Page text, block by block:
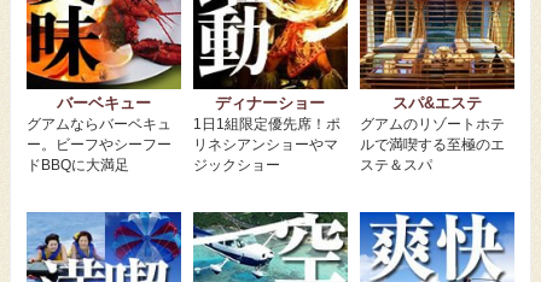
バーベキュー
グアムならバーベキュ
ー。ビーフやシーフー
ドBBQに大満足
ディナーショー
1日1組限定優先席！ポ
リネシアンショーやマ
ジックショー
スパ&エステ
グアムのリゾートホテ
ルで満喫する至極のエ
ステ＆スパ